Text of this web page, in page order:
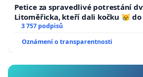
Petice za spravedlivé potrestání
Litoměřicka, kteří dali kočku 😿 do
a umírání zvířete natočili.
3 757 podpisů
Oznámení o transparentnosti